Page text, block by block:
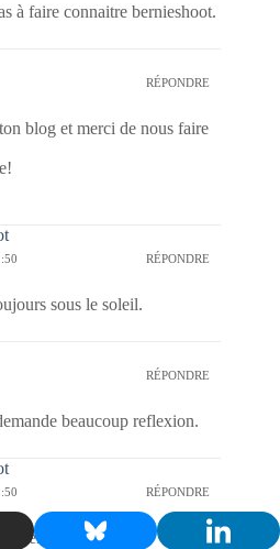
à faire connaitre bernieshoot.
RÉPONDRE
blog et merci de nous faire
RÉPONDRE
sous le soleil.
RÉPONDRE
beaucoup reflexion.
RÉPONDRE
un engagement fort.